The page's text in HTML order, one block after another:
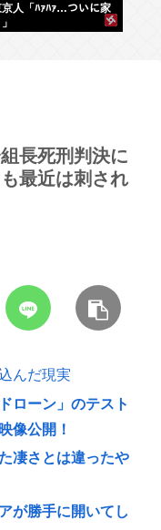
京人「ﾊｧﾊｧ…ついに家
長死刑判決に
最近は刺され
んだ現実
ローン」のテスト
像公開！
凄さとは違ったや
が勝手に開いてし